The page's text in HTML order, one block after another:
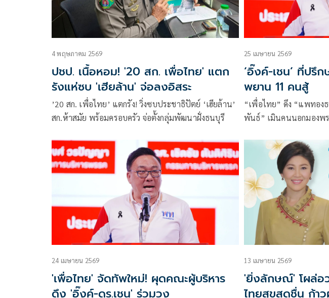
4 พฤษภาคม 2569
ปชป. เนื้อหอม! '20 สก. เพื่อไทย' แตก
รังแห่ซบ 'เฮียล้าน' จ่อลงอิสระ
’20 สก. เพื่อไทย’ แตกรัง! วิ่งซบประชาธิปัตย์ ‘เฮียล้าน’
สก.ห้าสมัย พร้อมครอบครัว จ่อตั้งกลุ่มพัฒนาฝั่งธนบุรี
25 เมษายน 2569
‘อิ๊งค์-เชน’ ที่ปรึ
พยาน 11 คนสู้
“เพื่อไทย” ดึง “แพทองธาร-ยศชนั
พันธ์” เมินคนนอกมองพรรควิกฤต “ภท
24 เมษายน 2569
'เพื่อไทย' จัดทัพใหม่! ผุดคณะผู้บริหาร
ดึง 'อิ๊งค์-ดร.เชน' ร่วมวง
13 เมษายน 2569
'ยิ่งลักษณ์' โผล่อ
ไทยสุขสดชื่น ก้า